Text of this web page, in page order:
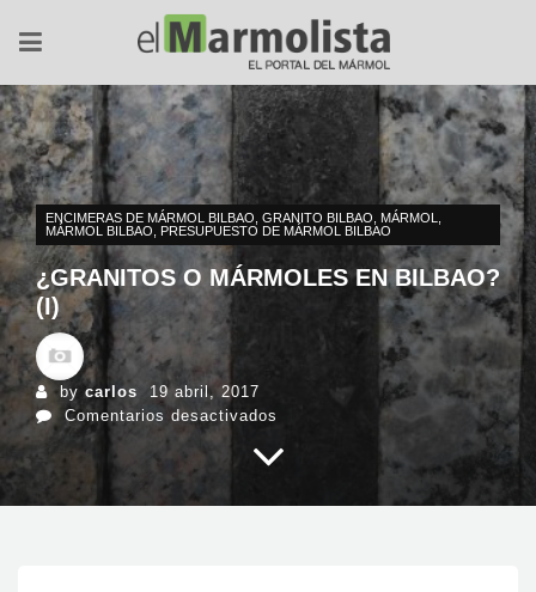
ENCIMERAS DE MÁRMOL BILBAO GRANITO BILBAO MÁRMOL
MÁRMOL BILBAO
PRESUPUESTO DE MÁRMOL BILBAO
¿GRANITOS O MÁRMOLES EN BILBAO?
(I)
by carlos
19 abril, 2017
Comentarios desactivados
o
mármoles
(I)